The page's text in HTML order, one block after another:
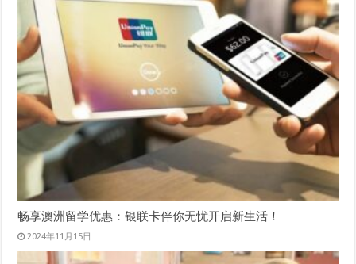
畅享澳洲留学优惠：银联卡伴你无忧开启新生活！
2024年11月15日